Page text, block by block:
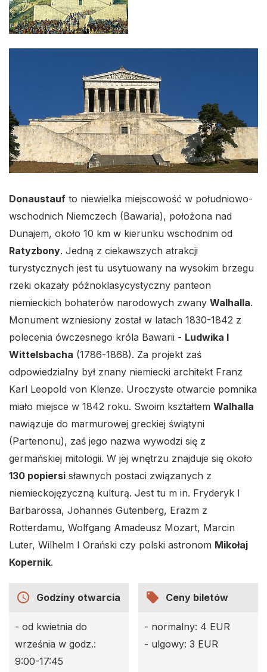
Donaustauf to niewielka miejscowość w południowo-
wschodnich Niemczech (Bawaria), położona nad
Dunajem, około 10 km w kierunku wschodnim od
Ratyzbony. Jedną z ciekawszych atrakcji
turystycznych jest tu usytuowany na wysokim brzegu
rzeki okazały późnoklasycystyczny panteon
niemieckich bohaterów narodowych zwany Walhalla.
Monument wzniesiony został w latach 1830-1842 z
polecenia ówczesnego króla Bawarii - Ludwika I
Wittelsbacha (1786-1868). Za projekt zaś
odpowiedzialny był znany niemiecki architekt Franz
Karl Leopold von Klenze. Uroczyste otwarcie pomnika
miało miejsce w 1842 roku. Swoim kształtem Walhalla
nawiązuje do marmurowej greckiej świątyni
(Partenonu), zaś jego nazwa wywodzi się z
germańskiej mitologii. W jej wnętrzu znajduje się około
130 popiersi sławnych postaci związanych z
niemieckojęzyczną kulturą. Jest tu m in. Fryderyk I
Barbarossa, Johannes Gutenberg, Erazm z
Rotterdamu, Wolfgang Amadeusz Mozart, Marcin
Luter, Wilhelm I Orański czy polski astronom Mikołaj
Kopernik.
access_time Godziny otwarcia
- od kwietnia do
września w godz.:
9:00-17:45
local_offer Ceny biletów
- normalny: 4 EUR
- ulgowy: 3 EUR